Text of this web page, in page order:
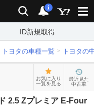
検索 通知
i
ID新規取得
トヨタの車種一覧 トヨタの
お気に入り
一覧を見る
最近見た
中古車
2.5 Zプレミア E-Four